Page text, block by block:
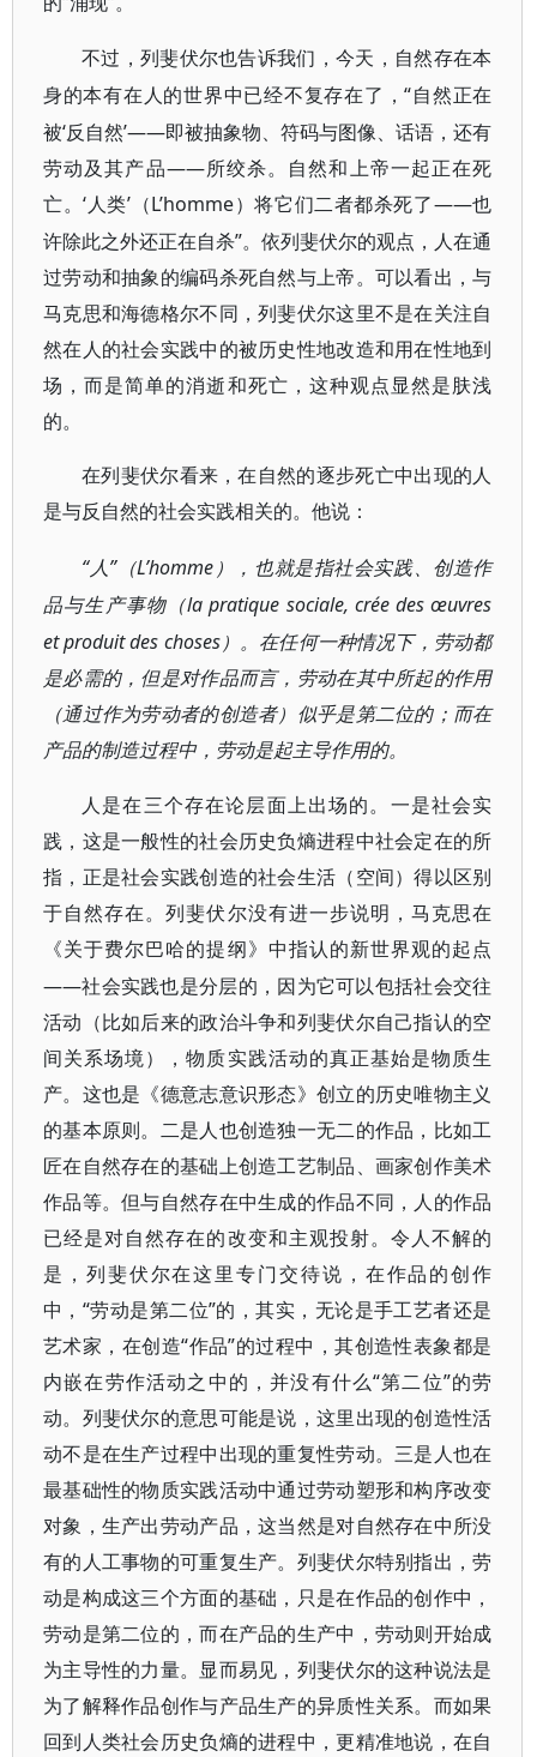
不过，列斐伏尔也告诉我们，今天，自然存在本
身的本有在人的世界中已经不复存在了，“自然正在
被‘反自然’——即被抽象物、符码与图像、话语，还有
劳动及其产品——所绞杀。自然和上帝一起正在死
亡。‘人类’（L’homme）将它们二者都杀死了——也
许除此之外还正在自杀”。依列斐伏尔的观点，人在通
过劳动和抽象的编码杀死自然与上帝。可以看出，与
马克思和海德格尔不同，列斐伏尔这里不是在关注自
然在人的社会实践中的被历史性地改造和用在性地到
场，而是简单的消逝和死亡，这种观点显然是肤浅
的。
在列斐伏尔看来，在自然的逐步死亡中出现的人
是与反自然的社会实践相关的。他说：
“人”（L’homme ），也就是指社会实践、创造作
品与生产事物（la pratique sociale, crée desœuvres
et produit des choses）。在任何一种情况下，劳动都
是必需的，但是对作品而言，劳动在其中所起的作用
（通过作为劳动者的创造者）似乎是第二位的；而在
产品的制造过程中，劳动是起主导作用的。
人是在三个存在论层面上出场的。一是社会实
践，这是一般性的社会历史负熵进程中社会定在的所
指，正是社会实践创造的社会生活（空间）得以区别
于自然存在。列斐伏尔没有进一步说明，马克思在
《关于费尔巴哈的提纲》中指认的新世界观的起点
——社会实践也是分层的，因为它可以包括社会交往
活动（比如后来的政治斗争和列斐伏尔自己指认的空
间关系场境），物质实践活动的真正基始是物质生
产。这也是《德意志意识形态》创立的历史唯物主义
的基本原则。二是人也创造独一无二的作品，比如工
匠在自然存在的基础上创造工艺制品、画家创作美术
作品等。但与自然存在中生成的作品不同，人的作品
已经是对自然存在的改变和主观投射。令人不解的
是，列斐伏尔在这里专门交待说，在作品的创作
中，“劳动是第二位”的，其实，无论是手工艺者还是
艺术家，在创造“作品”的过程中，其创造性表象都是
内嵌在劳作活动之中的，并没有什么“第二位”的劳
动。列斐伏尔的意思可能是说，这里出现的创造性活
动不是在生产过程中出现的重复性劳动。三是人也在
最基础性的物质实践活动中通过劳动塑形和构序改变
对象，生产出劳动产品，这当然是对自然存在中所没
有的人工事物的可重复生产。列斐伏尔特别指出，劳
动是构成这三个方面的基础，只是在作品的创作中，
劳动是第二位的，而在产品的生产中，劳动则开始成
为主导性的力量。显而易见，列斐伏尔的这种说法是
为了解释作品创作与产品生产的异质性关系。而如果
回到人类社会历史负熵的进程中，更精准地说，在自